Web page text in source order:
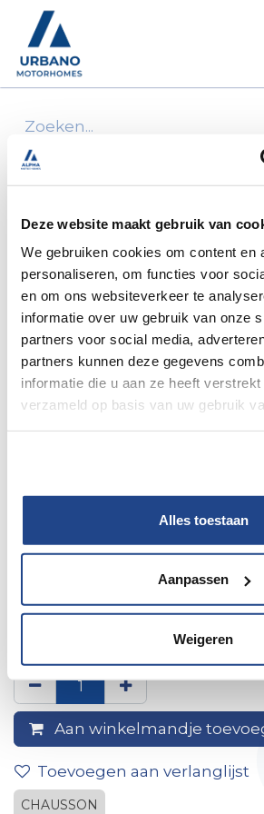
Deze website maakt gebruik van
We gebruiken cookies om content en
personaliseren, om functies voor
en om ons websiteverkeer te
informatie over uw gebruik van onze
partners voor social media,
partners kunnen deze gegevens
informatie die u aan ze heeft
verzameld op basis van uw gebruik
Alles toestaan
Aanpassen
Weigeren
Alle producten
Achterrok links chausson
Achterrok links
2008
Aan winkelmandje
Toevoegen aan verlanglijst
CHAUSSON